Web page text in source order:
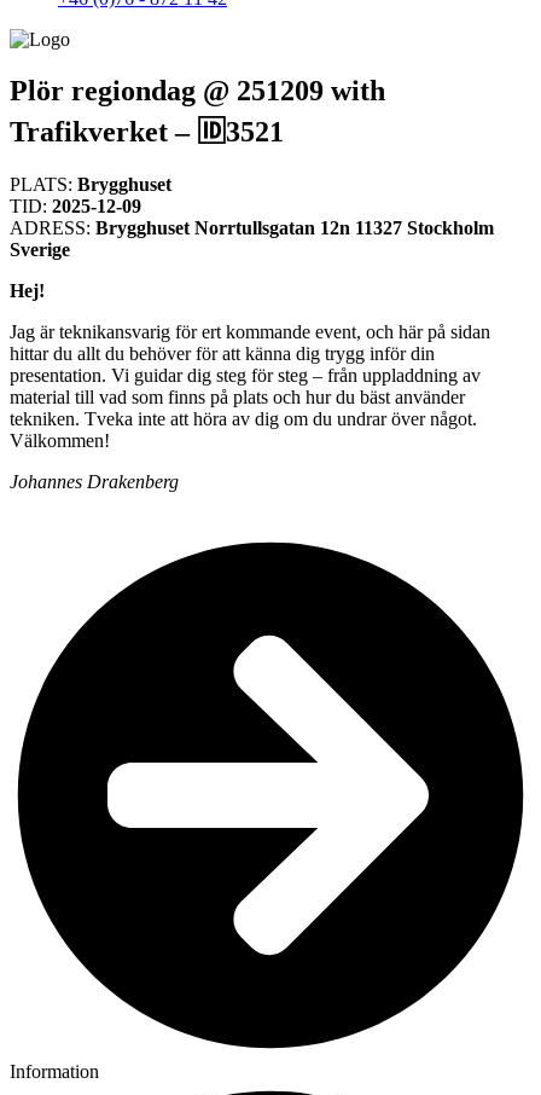
Plör regiondag @ 251209 with
Trafikverket – 🆔3521
PLATS: Brygghuset
TID: 2025-12-09
ADRESS: Brygghuset Norrtullsgatan 12n 11327 Stockholm
Sverige
Hej!
Jag är teknikansvarig för ert kommande event, och här på sidan
hittar du allt du behöver för att känna dig trygg inför din
presentation. Vi guidar dig steg för steg – från uppladdning av
material till vad som finns på plats och hur du bäst använder
tekniken. Tveka inte att höra av dig om du undrar över något.
Välkommen!
Johannes Drakenberg
Information